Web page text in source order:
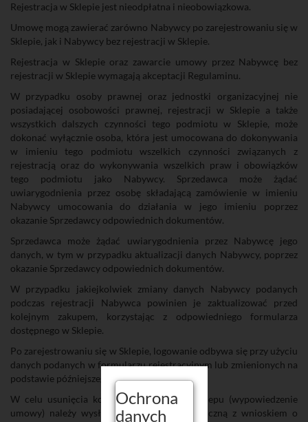
Rejestracja w Sklepie jest nieodpłatna i nieobowiązkowa.
Umowę mogą zawierać zarówno Nabywcy po zarejestrowaniu się w
Sklepie, jak i Nabywcy bez rejestracji w Sklepie.
Rejestracja w Sklepie oraz zawarcie umowy przez Nabywcę bez
rejestracji w Sklepie wymagają akceptacji Regulaminu.
W przypadku osoby prawnej oraz jednostki organizacyjnej nie
posiadającej osobowości prawnej, rejestracji w Sklepie a także
wszystkich dalszych czynności tego podmiotu w Sklepie, może
dokonać wyłącznie osoba, która jest umocowana do dokonywania
w imieniu tego podmiotu wszelkich czynności związanych z
rejestracją oraz do wykonywania wszelkich praw i obowiązków
tego podmiotu jako Nabywcy. Sprzedawca może żądać
uwiarygodnienia przez osobę składającą zamówienie w imieniu
Nabywcy umocowania do działania w jego imieniu poprzez
okazanie Sprzedawcy odpowiednich dokumentów.
Sprzedawca może żądać uwiarygodnienia przez Nabywcę jego
danych, w tym w przypadku aktualizacji danych Nabywcy, poprzez
okazanie Sprzedawcy odpowiednich dokumentów.
W przypadku jakiejkolwiek zmiany danych Nabywcy podanych
podczas rejestracji Nabywca powinien je zaktualizować przed
kolejnym zakupem, korzystając z odpowiedniego formularza
dostępnego w Sklepie.
Po zarejestrowaniu się w Sklepie, logowanie odbywa się przy użyciu
danych podanych w formularzu rejestracyjnym lub zmienionych na
podstawie późniejszego wniosku Użytkownika.
W celu usunięcia konta Użytkownika ze Sklepu (wypowiedzenie
umowy) należy wysłać wiadomość elektroniczną z wnioskiem o
Ochrona
danych